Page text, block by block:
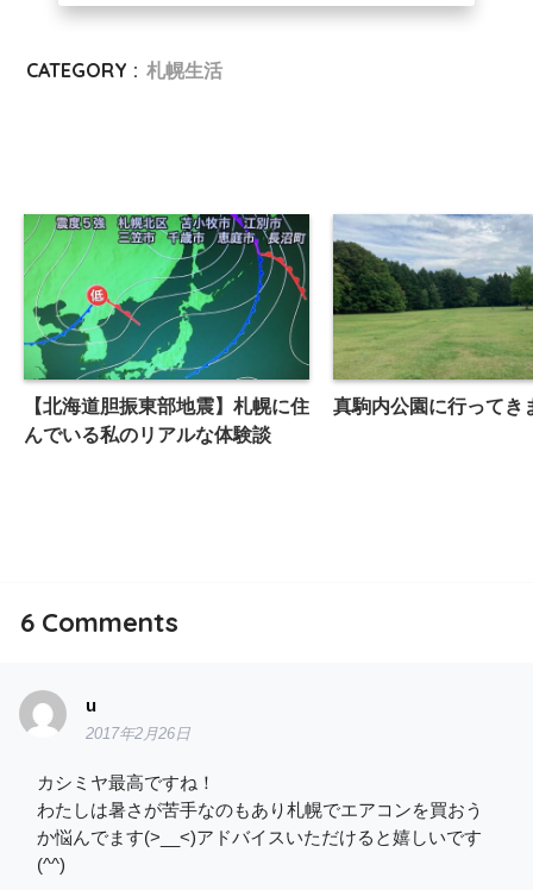
CATEGORY : 札幌生活
【北海道胆振東部地震】札幌に住
んでいる私のリアルな体験談
真駒内公園に行ってき
6Comments
u
2017年2月26日
カシミヤ最高ですね！
わたしは暑さが苦手なのもあり札幌でエアコンを買おう
か悩んでます(>__<)アドバイスいただけると嬉しいです
(^^)